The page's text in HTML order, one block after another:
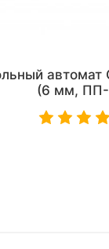
(6 мм, ПП-